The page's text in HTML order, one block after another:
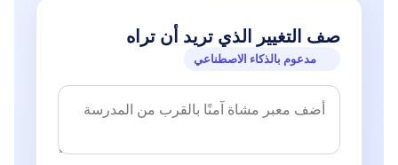
صف التغيير الذي تريد أن تراه
مدعوم بالذكاء الاصطناعي